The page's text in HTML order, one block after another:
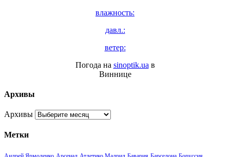
влажность:
давл.:
ветер:
Погода на sinoptik.ua в
Виннице
Архивы
Архивы
Метки